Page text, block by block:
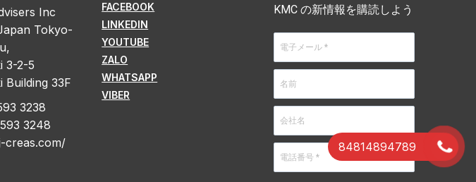
Inc
Tokyo-
3-2-5
Building 33F
3238
3248
creas.com/
FACEBOOK
LINKEDIN
YOUTUBE
ZALO
WHATSAPP
VIBER
KMC の新情報を購読しよう
84814894789